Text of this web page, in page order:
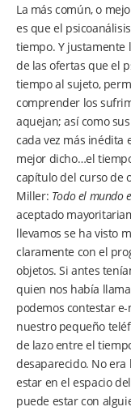
La más común, o
es que el
tiempo. Y justamente
de las ofertas que el
tiempo al sujeto,
comprender los
aquejan; así como
cada vez más inédita
mejor dicho…el
capítulo del curso de
Miller: Todo el mundo
aceptado
llevamos se ha visto
claramente con el
objetos. Si antes
quien nos había
podemos contestar
nuestro pequeño
de lazo entre el
desaparecido. No
estar en el espacio
puede estar con